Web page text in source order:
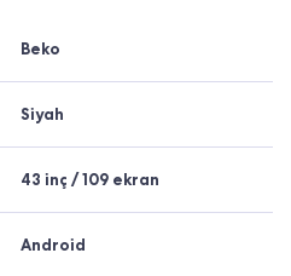
Beko
Siyah
43 inç / 109 ekran
Android